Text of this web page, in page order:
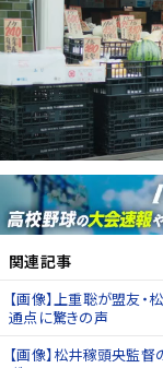
関連記事
【画像】上重聡が盟友
通点に驚きの声
【画像】松井稼頭央監督